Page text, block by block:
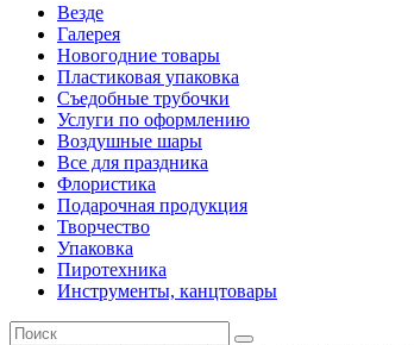
Везде
Галерея
Новогодние товары
Пластиковая упаковка
Съедобные трубочки
Услуги по оформлению
Воздушные шары
Все для праздника
Флористика
Подарочная продукция
Творчество
Упаковка
Пиротехника
Инструменты, канцтовары